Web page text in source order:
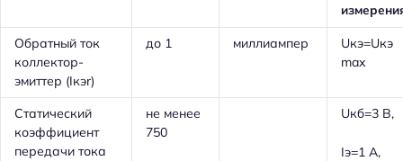
Обратный ток
коллектор-
эмиттер (Iкэr)
до 1 миллиампер
Uкэ=Uкэ
max
Статический
коэффициент
передачи тока
не менее
750
Uкб=3 В,
Iэ=1 А,